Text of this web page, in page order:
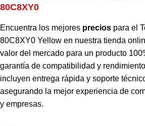
80C8XY0
Encuentra los mejores precios para el
80C8XY0 Yellow en nuestra tienda
valor del mercado para un producto
garantía de compatibilidad y
incluyen entrega rápida y soporte
asegurando la mejor experiencia de
y empresas.